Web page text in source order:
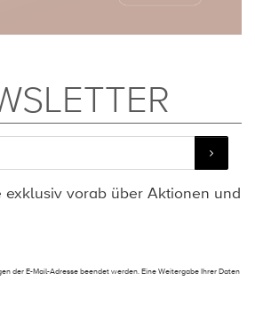
exklusiv vorab über Aktionen und
der E-Mail-Adresse beendet werden. Eine Weitergabe Ihrer Daten